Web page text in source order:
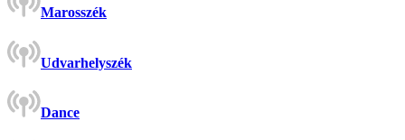
Marosszék
Udvarhelyszék
Dance